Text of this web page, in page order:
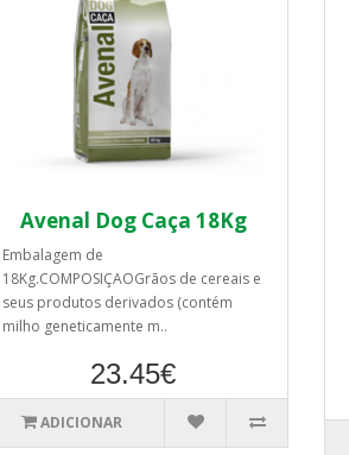
Avenal Dog Caça 18Kg
Embalagem de
18Kg.COMPOSIÇAOGrãos de cereais e
seus produtos derivados (contém
milho geneticamente m..
23.45€
ADICIONAR